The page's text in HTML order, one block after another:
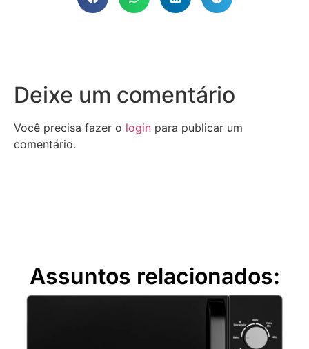
Deixe um comentário
Você precisa fazer o login para publicar um
comentário.
Assuntos relacionados: